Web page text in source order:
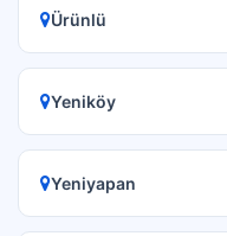
Ürünlü
Yeniköy
Yeniyapan